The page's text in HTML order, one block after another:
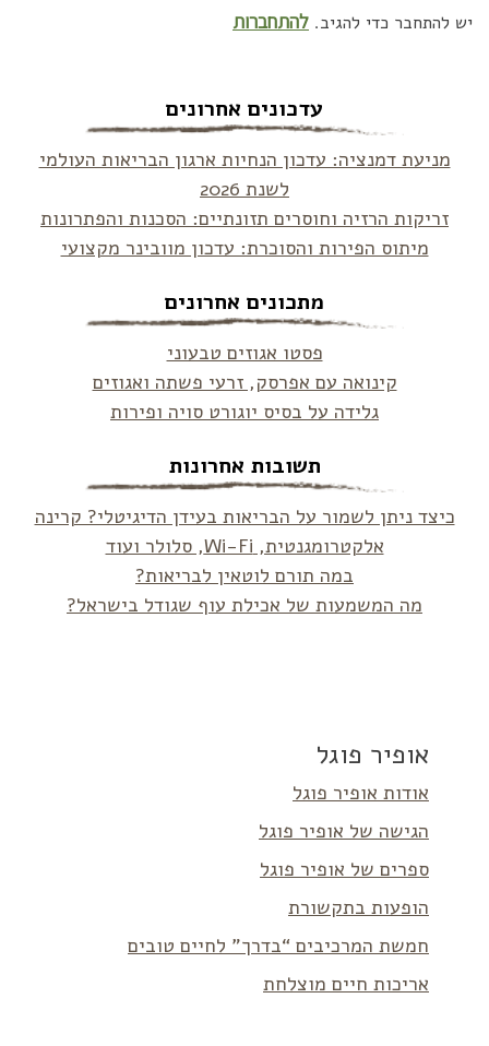
יש להתחבר כדי להגיב. להתחברות
עדכונים אחרונים
מניעת דמנציה: עדכון הנחיות ארגון הבריאות העולמי
לשנת 2026
זריקות הרזיה וחוסרים תזונתיים: הסכנות והפתרונות
מיתוס הפירות והסוכרת: עדכון מוובינר מקצועי
מתכונים אחרונים
פסטו אגוזים טבעוני
קינואה עם אפרסק, זרעי פשתה ואגוזים
גלידה על בסיס יוגורט סויה ופירות
תשובות אחרונות
כיצד ניתן לשמור על הבריאות בעידן הדיגיטלי? קרינה
אלקטרומגנטית, Wi-Fi, סלולר ועוד
במה תורם לוטאין לבריאות?
מה המשמעות של אכילת עוף שגודל בישראל?
אופיר פוגל
אודות אופיר פוגל
הגישה של אופיר פוגל
ספרים של אופיר פוגל
הופעות בתקשורת
חמשת המרכיבים “בדרך” לחיים טובים
אריכות חיים מוצלחת